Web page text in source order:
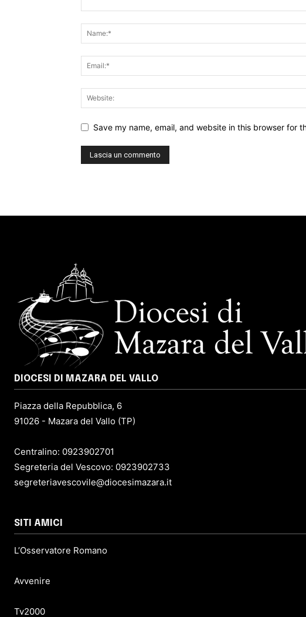
Save my name, email, and website in this browser for
DIOCESI DI MAZARA DEL VALLO
Piazza della Repubblica, 6
91026 - Mazara del Vallo (TP)
Centralino: 0923902701
Segreteria del Vescovo: 0923902733
segreteriavescovile@diocesimazara.it
SITI AMICI
L’Osservatore Romano
Avvenire
Tv2000